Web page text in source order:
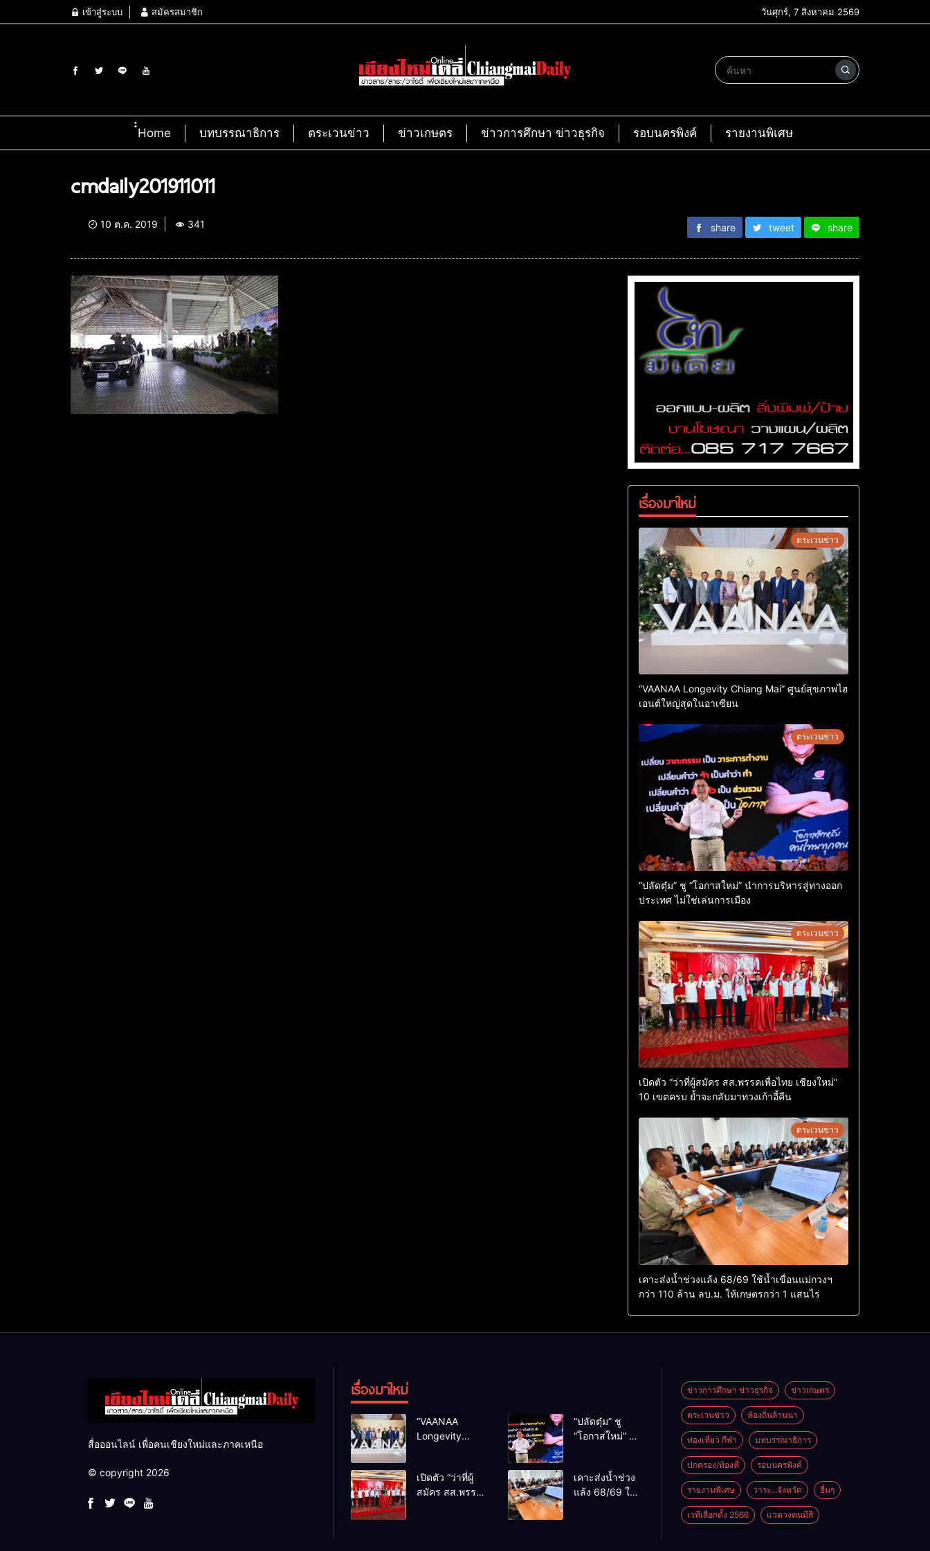
เข้าสู่ระบบ สมัครสมาชิก วันศุกร์, 7 สิงหาคม 2569
๋๋Home บทบรรณาธิการ ตระเวนข่าว ข่าวเกษตร ข่าวการศึกษา ข่าวธุรกิจ รอบนครพิงค์ รายงานพิเศษ
cmdaily201911011
10 ต.ค. 2019 341 share tweet share
เรื่องมาใหม่
ตระเวนข่าว
“VAANAA Longevity Chiang Mai” ศูนย์สุขภาพไฮ
เอนต์ใหญ่สุดในอาเซียน
ตระเวนข่าว
“ปลัดตุ๋ม” ชู “โอกาสใหม่” นำการบริหารสู่ทางออก
ประเทศ ไม่ใช่เล่นการเมือง
ตระเวนข่าว
เปิดตัว “ว่าที่ผู้สมัคร สส.พรรคเพื่อไทย เชียงใหม่”
10 เขตครบ ย้ำจะกลับมาทวงเก้าอี้คืน
ตระเวนข่าว
เคาะส่งน้ำช่วงแล้ง 68/69 ใช้น้ำเขื่อนแม่กวงฯ
กว่า 110 ล้าน ลบ.ม. ให้เกษตรกว่า 1 แสนไร่
สื่อออนไลน์ เพื่อคนเชียงใหม่และภาคเหนือ
© copyright 2026
เรื่องมาใหม่
“VAANAA
Longevity
เอนต์ใหญ่สุดใน
อาเซียน
“ปลัดตุ๋ม” ชู
“โอกาสใหม่” นำ
ไม่ใช่เล่น
การเมือง
เปิดตัว “ว่าที่ผู้
สมัคร สส.พรรค
เคาะส่งน้ำช่วง
แล้ง 68/69 ใช้
ข่าวการศึกษา ข่าวธุรกิจ ข่าวเกษตร
ตระเวนข่าว ท้องถิ่นล้านนา
ท่องเที่ยว กีฬา บทบรรณาธิการ
ปกครอง/ท้องที่ รอบนครพิงค์
รายงานพิเศษ วาระ...จังหวัด อื่นๆ
เวทีเลือกตั้ง 2566 แวดวงคนมีสี